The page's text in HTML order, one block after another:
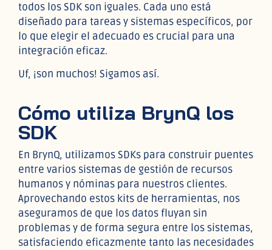
todos los SDK son iguales. Cada uno está
diseñado para tareas y sistemas específicos, por
lo que elegir el adecuado es crucial para una
integración eficaz.
Uf, ¡son muchos! Sigamos así.
Cómo utiliza BrynQ los
SDK
En BrynQ, utilizamos SDKs para construir puentes
entre varios sistemas de gestión de recursos
humanos y nóminas para nuestros clientes.
Aprovechando estos kits de herramientas, nos
aseguramos de que los datos fluyan sin
problemas y de forma segura entre los sistemas,
satisfaciendo eficazmente tanto las necesidades